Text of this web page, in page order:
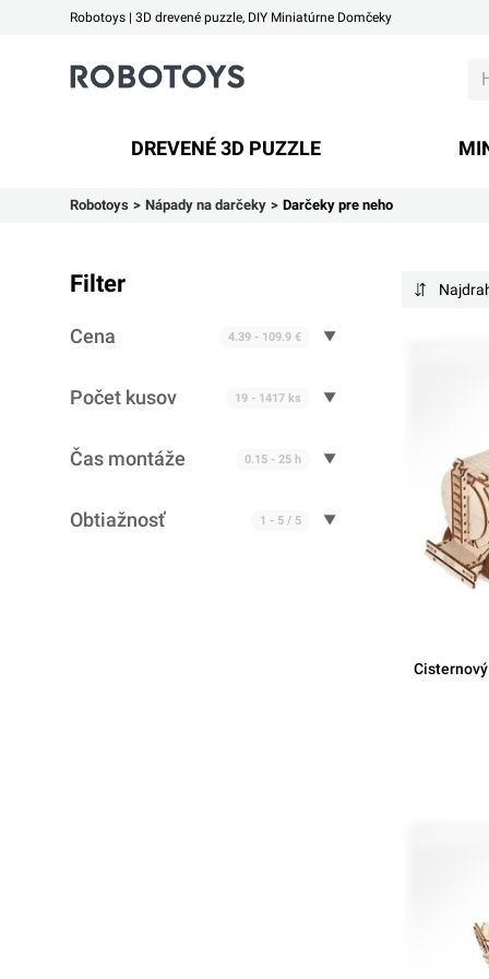
Robotoys | 3D drevené puzzle, DIY Miniatúrne Domčeky
Robotoys
Robotoys Nápady na darčeky Darčeky pre neho
Filter
Cena
Počet kusov
Čas montáže
Obtiažnosť
DREVENÉ 3D PUZZLE